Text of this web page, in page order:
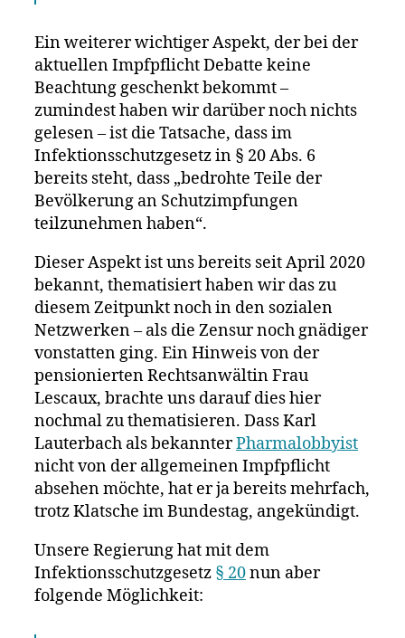
Ein weiterer wichtiger Aspekt, der bei der
aktuellen Impfpflicht Debatte keine
Beachtung geschenkt bekommt –
zumindest haben wir darüber noch nichts
gelesen – ist die Tatsache, dass im
Infektionsschutzgesetz in § 20 Abs. 6
bereits steht, dass „bedrohte Teile der
Bevölkerung an Schutzimpfungen
teilzunehmen haben“.
Dieser Aspekt ist uns bereits seit April 2020
bekannt, thematisiert haben wir das zu
diesem Zeitpunkt noch in den sozialen
Netzwerken – als die Zensur noch gnädiger
vonstatten ging. Ein Hinweis von der
pensionierten Rechtsanwältin Frau
Lescaux, brachte uns darauf dies hier
nochmal zu thematisieren. Dass Karl
Lauterbach als bekannterPharmalobbyist
nicht von der allgemeinen Impfpflicht
absehen möchte, hat er ja bereits mehrfach,
trotz Klatsche im Bundestag, angekündigt.
Unsere Regierung hat mit dem
Infektionsschutzgesetz § 20nun aber
folgende Möglichkeit: